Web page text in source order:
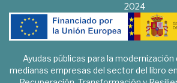
2024
Ayudas públicas para la
medianas empresas del sector del libro